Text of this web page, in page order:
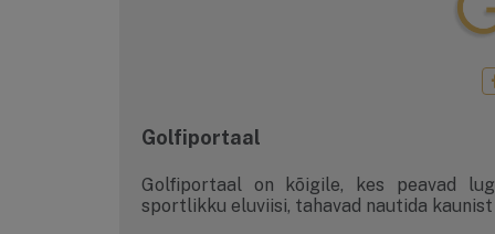
Golfiportaal
Golfiportaal on kõigile, kes peavad
sportlikku eluviisi, tahavad nautida